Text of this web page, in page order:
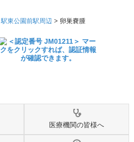
駅東公園前駅周辺 > 卵巣嚢腫
医療機関の皆様へ